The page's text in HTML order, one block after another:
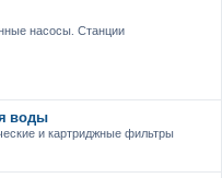
насосы. Станции
воды
и картриджные фильтры